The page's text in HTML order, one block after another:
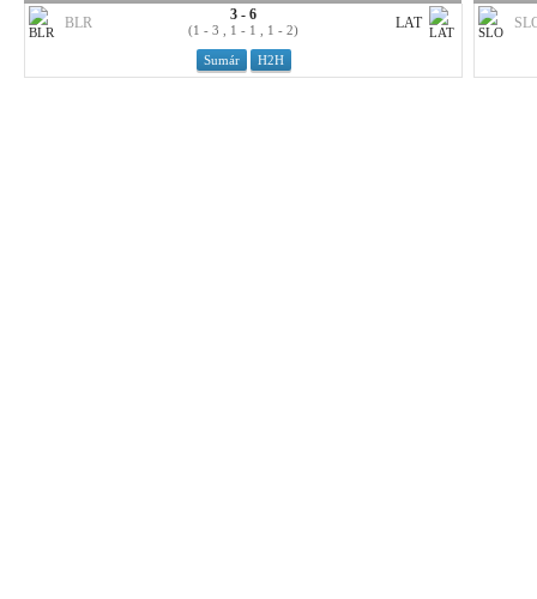
Sumár H2H
BLR 3 - 6
(1 - 3 , 1 - 1 , 1 - 2) LAT